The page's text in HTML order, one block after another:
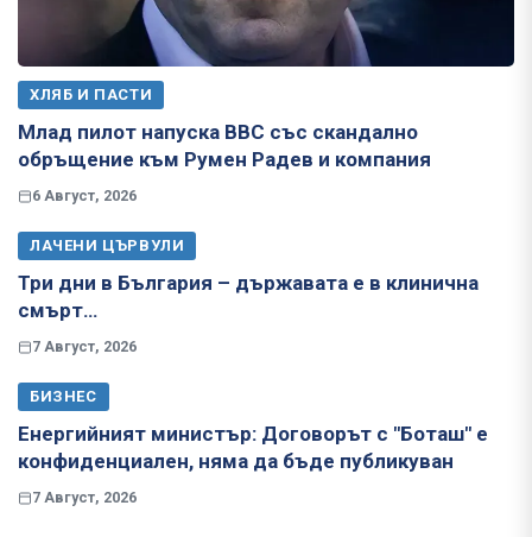
ХЛЯБ И ПАСТИ
Млад пилот напуска ВВС със скандално
обръщение към Румен Радев и компания
6 Август, 2026
ЛАЧЕНИ ЦЪРВУЛИ
Три дни в България – държавата е в клинична
смърт…
7 Август, 2026
БИЗНЕС
Енергийният министър: Договорът с "Боташ" е
конфиденциален, няма да бъде публикуван
7 Август, 2026